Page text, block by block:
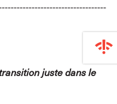
juste dans le